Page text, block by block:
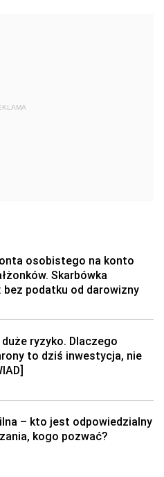
osobistego na konto
Skarbówka
bez podatku od darowizny
duże ryzyko. Dlaczego
to dziś inwestycja, nie
– kto jest odpowiedzialny
kogo pozwać?